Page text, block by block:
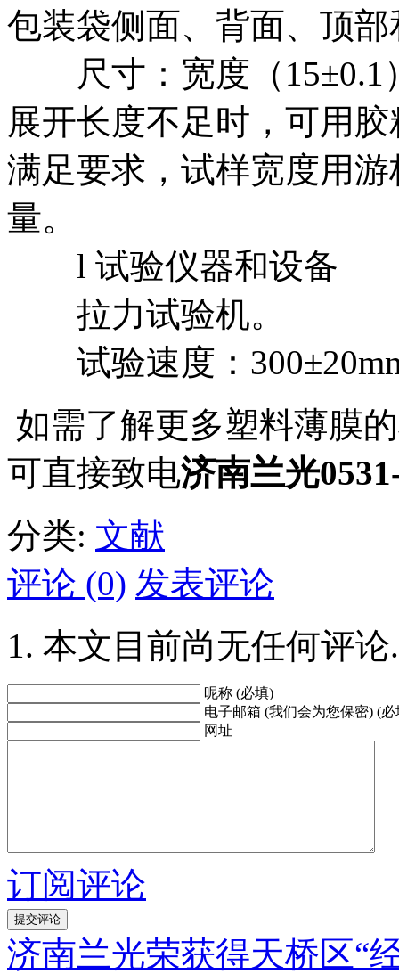
包装袋侧面、背面、顶
尺寸：宽度（15±0.1
展开长度不足时，可用
满足要求，试样宽度用
量。
l 试验仪器和设备
拉力试验机。
试验速度：
如需了解更多塑料薄膜
可直接致电济南兰光
分类: 文献
评论 (0) 发表评论
本文目前尚无任何评论.
昵称 (必填)
电子邮箱 (我们会为您保密) (必
网址
订阅评论
济南兰光荣获得天桥区“